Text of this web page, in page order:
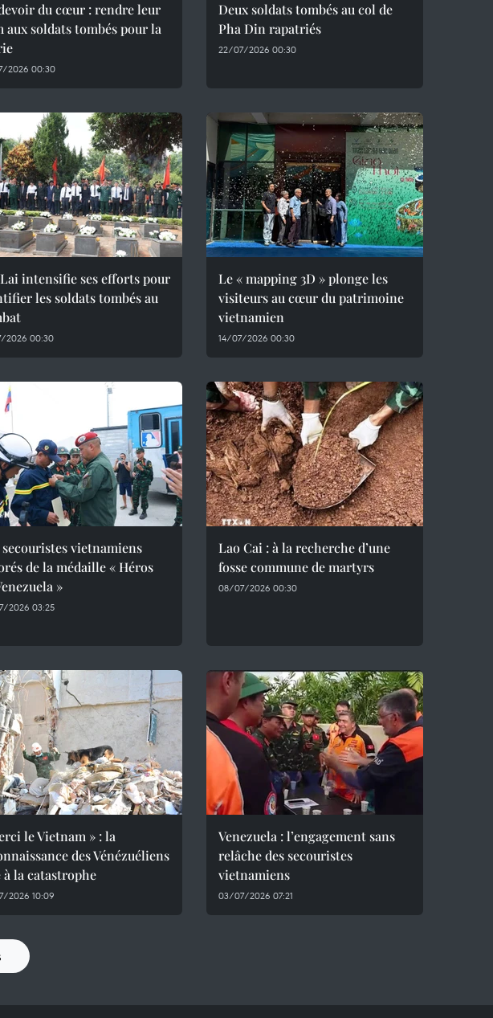
du cœur : rendre leur
aux soldats tombés pour la
2026 00:30
Deux soldats tombés au col de
Pha Din rapatriés
22/07/2026 00:30
intensifie ses efforts pour
les soldats tombés au
2026 00:30
Le « mapping 3D » plonge les
visiteurs au cœur du patrimoine
vietnamien
14/07/2026 00:30
secouristes vietnamiens
de la médaille « Héros
»
2026 03:25
Lao Cai : à la recherche d’une
fosse commune de martyrs
08/07/2026 00:30
le Vietnam » : la
des Vénézuéliens
à la catastrophe
2026 10:09
Venezuela : l’engagement sans
relâche des secouristes
vietnamiens
03/07/2026 07:21